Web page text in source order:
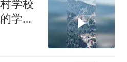
学校
学校